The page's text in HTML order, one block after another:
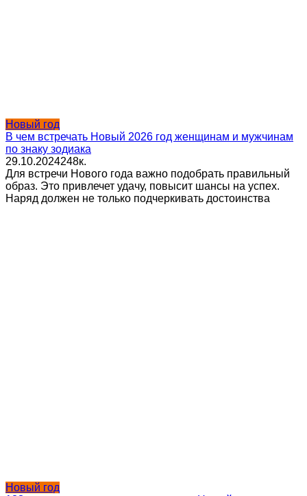
Новый год
В чем встречать Новый 2026 год женщинам и мужчинам
по знаку зодиака
29.10.2024248к.
Для встречи Нового года важно подобрать правильный
образ. Это привлечет удачу, повысит шансы на успех.
Наряд должен не только подчеркивать достоинства
Новый год